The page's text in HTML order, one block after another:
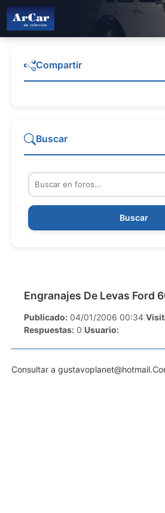
Engranajes De Levas Ford
Publicado: 04/01/2006 00:34
Respuestas: 0 Usuario:
Consultar a
Compartir
Buscar
Buscar